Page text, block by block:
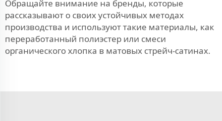
Обращайте внимание на бренды, которые
рассказывают о своих устойчивых методах
производства и используют такие материалы, как
переработанный полиэстер или смеси
органического хлопка в матовых стрейч-сатинах.